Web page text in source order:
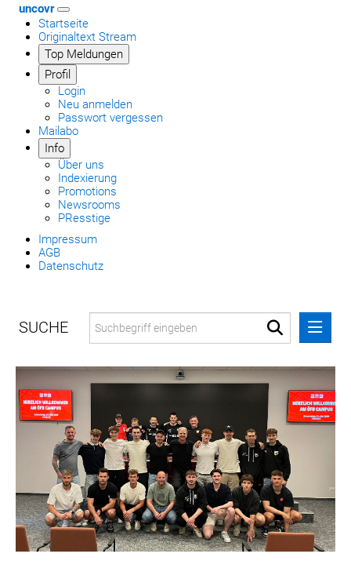
uncovr
Startseite
Originaltext Stream
Top Meldungen
Profil
Login
Neu anmelden
Passwort vergessen
Mailabo
Info
Über uns
Indexierung
Promotions
Newsrooms
PResstige
Impressum
AGB
Datenschutz
MELDUNGEN
COCA-COLA
COCA-COLA HBC ÖSTERREICH
RÖMERQUELLE
ÖSTERREICHISCHE SPORTHILFE
KESCH
BARFLY'S CLUB